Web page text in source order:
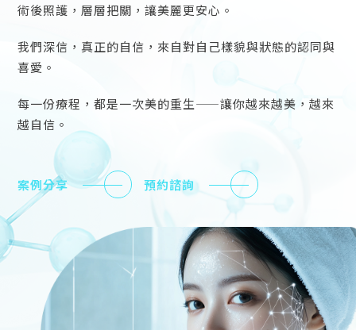
術後照護，層層把關，讓美麗更安心。
我們深信，真正的自信，來自對自己樣貌與狀態的認同與
喜愛。
每一份療程，都是一次美的重生——讓你越來越美，越來
越自信。
案例分享 預約諮詢